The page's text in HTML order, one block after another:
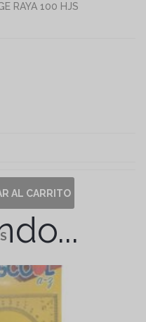
RAYA 100 HJS
AL CARRITO